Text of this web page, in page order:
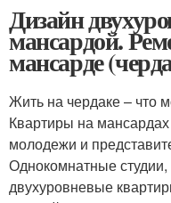
Дизайн
мансардой.
мансарде
Жить на чердаке – что
Квартиры на
молодежи и
Однокомнатные
двухуровневые